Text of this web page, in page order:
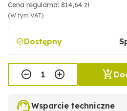
Cena regularna: 814,64 zł
(W tym VAT)
Dostępny
Wsparcie techniczne